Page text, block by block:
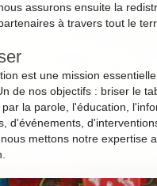
assurons ensuite la
à travers tout le
est une mission
de nos objectifs : briser le
la parole, l'éducation,
d'événements,
mettons notre expertise